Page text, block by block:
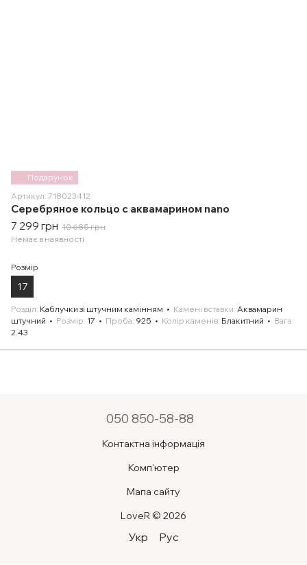
Подарунок
Артикул: 718023412
Серебряное кольцо с аквамарином nano
7 299 грн 10 685 грн
Немає в наявності
Розмір
17
Розділ Каблучки зі штучним камінням Камені вставки Аквамарин
штучний
Розмір 17 Проба 925 Колір каменів Блакитний
Вага
2.43
050 850-58-88
Контактна інформація
Комп'ютер
Мапа сайту
LoveR © 2026
Укр Рус